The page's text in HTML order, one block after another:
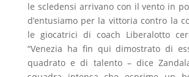
le scledensi arrivano con il vento in
d’entusiamo per la vittoria contro la
le giocatrici di coach Liberalotto
“Venezia ha fin qui dimostrato di
quadrato e di talento – dice